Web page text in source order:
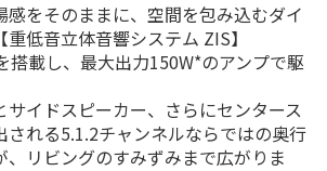
をそのままに、空間を包み込むダイ
低音立体音響システム ZIS】
搭載し、最大出力150W*のアンプで駆
サイドスピーカー、さらにセンタース
される5.1.2チャンネルならではの奥行
、リビングのすみずみまで広がりま